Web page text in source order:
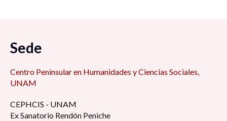
Sede
Centro Peninsular en Humanidades y Ciencias Sociales,
UNAM
CEPHCIS - UNAM
Ex Sanatorio Rendón Peniche